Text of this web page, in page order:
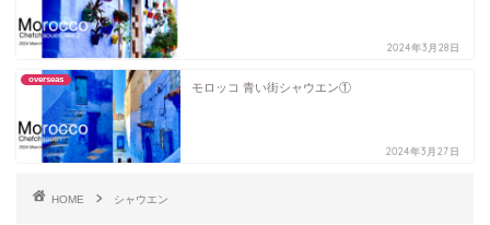
2024年3月28日
overseas
モロッコ 青い街シャウエン①
2024年3月27日
HOME シャウエン